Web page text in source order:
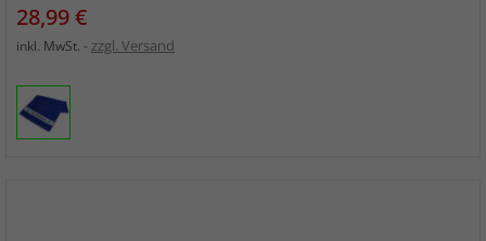
Preis
28,99 €
inkl. MwSt. zzgl. Versand